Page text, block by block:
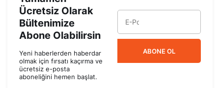
Ücretsiz Olarak
Bültenimize
Abone Olabilirsin
Yeni haberlerden haberdar
olmak için fırsatı kaçırma ve
ücretsiz e-posta
aboneliğini hemen başlat.
ABONE OL